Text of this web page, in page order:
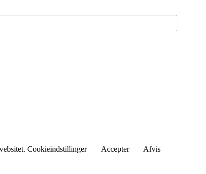
Cookieindstillinger Accepter Afvis